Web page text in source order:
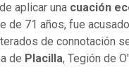
aplicar una cuación
de 71 años, fue
de connotación
de Placilla, Tegión de